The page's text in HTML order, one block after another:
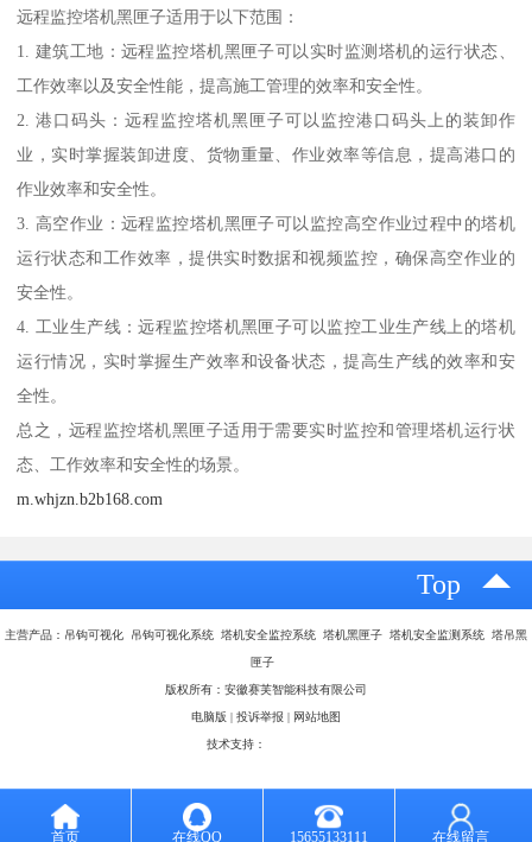
远程监控塔机黑匣子适用于以下范围：
1. 建筑工地：远程监控塔机黑匣子可以实时监测塔机的运行状态、
工作效率以及安全性能，提高施工管理的效率和安全性。
2. 港口码头：远程监控塔机黑匣子可以监控港口码头上的装卸作
业，实时掌握装卸进度、货物重量、作业效率等信息，提高港口的
作业效率和安全性。
3. 高空作业：远程监控塔机黑匣子可以监控高空作业过程中的塔机
运行状态和工作效率，提供实时数据和视频监控，确保高空作业的
安全性。
4. 工业生产线：远程监控塔机黑匣子可以监控工业生产线上的塔机
运行情况，实时掌握生产效率和设备状态，提高生产线的效率和安
全性。
总之，远程监控塔机黑匣子适用于需要实时监控和管理塔机运行状
态、工作效率和安全性的场景。
m.whjzn.b2b168.com
Top
主营产品：吊钩可视化 吊钩可视化系统 塔机安全监控系统 塔机黑匣子 塔机安全监测系统 塔吊黑
匣子
版权所有：安徽赛芙智能科技有限公司
电脑版 投诉举报 网站地图
技术支持：
首页 在线QQ 15655133111 在线留言